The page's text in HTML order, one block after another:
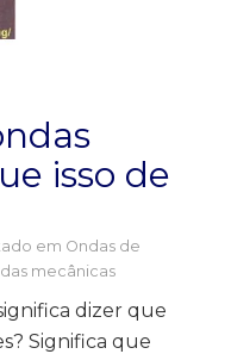
isso de
em Ondas de
mecânicas
dizer que
Significa que